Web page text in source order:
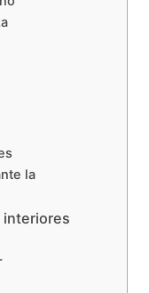
la
interiores